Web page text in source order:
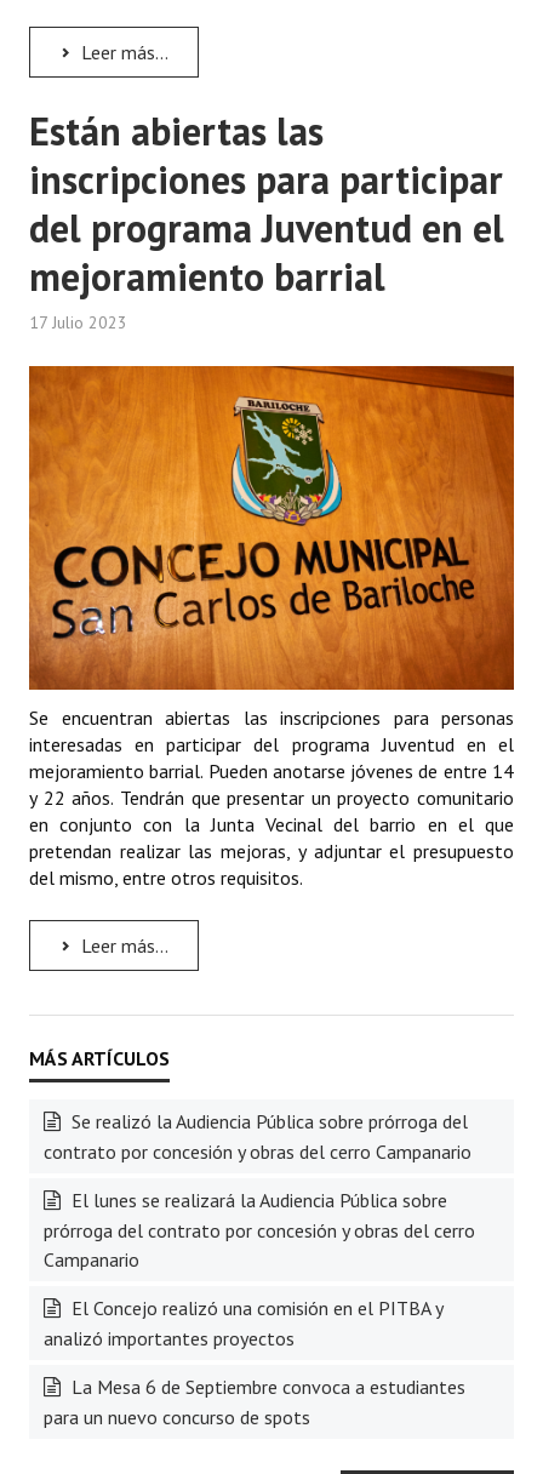
Leer más...
Están abiertas las
inscripciones para participar
del programa Juventud en el
mejoramiento barrial
17 Julio 2023
Se encuentran abiertas las inscripciones para personas
interesadas en participar del programa Juventud en el
mejoramiento barrial. Pueden anotarse jóvenes de entre 14
y 22 años. Tendrán que presentar un proyecto comunitario
en conjunto con la Junta Vecinal del barrio en el que
pretendan realizar las mejoras, y adjuntar el presupuesto
del mismo, entre otros requisitos.
Leer más...
Se realizó la Audiencia Pública sobre prórroga del
contrato por concesión y obras del cerro Campanario
El lunes se realizará la Audiencia Pública sobre
prórroga del contrato por concesión y obras del cerro
Campanario
El Concejo realizó una comisión en el PITBA y
analizó importantes proyectos
La Mesa 6 de Septiembre convoca a estudiantes
para un nuevo concurso de spots